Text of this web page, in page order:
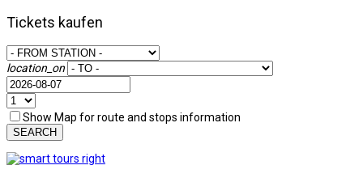
Tickets kaufen
location_on
Show Map for route and stops information
SEARCH